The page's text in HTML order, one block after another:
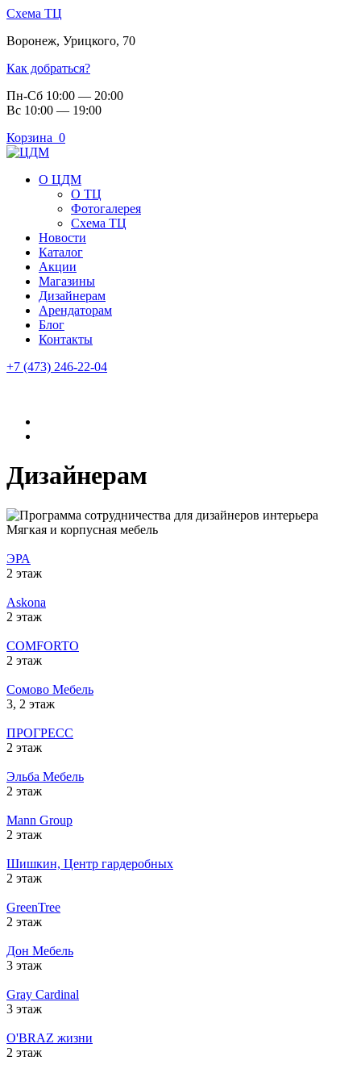
Схема ТЦ
Воронеж, Урицкого, 70
Как добраться?
Пн-Сб 10:00 — 20:00
Вс 10:00 — 19:00
Корзина 0
О ЦДМ
О ТЦ
Фотогалерея
Схема ТЦ
Новости
Каталог
Акции
Магазины
Дизайнерам
Арендаторам
Блог
Контакты
+7 (473) 246-22-04
Дизайнерам
Мягкая и корпусная мебель
ЭРА
2 этаж
Askona
2 этаж
COMFORTO
2 этаж
Сомово Мебель
3, 2 этаж
ПРОГРЕСС
2 этаж
Эльба Мебель
2 этаж
Mann Group
2 этаж
Шишкин, Центр гардеробных
2 этаж
GreenTree
2 этаж
Дон Мебель
3 этаж
Gray Cardinal
3 этаж
O'BRAZ жизни
2 этаж